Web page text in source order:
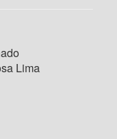
Lima